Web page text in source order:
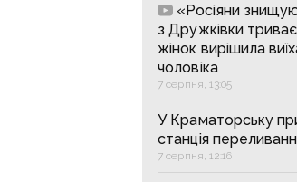
«Росіяни
з Дружківки
жінок вирішила
чоловіка
7 серпня, 13:05
У Краматорську
станція
7 серпня, 12:16